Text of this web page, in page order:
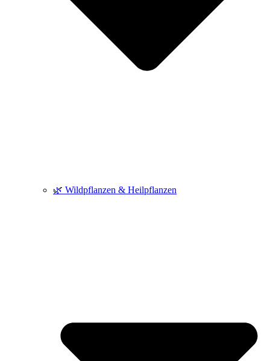
🌿 Wildpflanzen & Heilpflanzen